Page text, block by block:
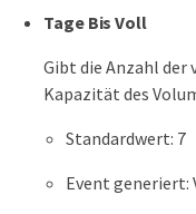
Tage Bis Voll
Gibt die Anzahl der
Kapazität des
Standardwert: 7
Event generiert: